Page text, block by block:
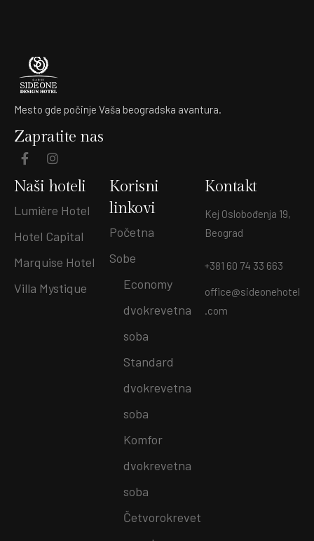
Mesto gde počinje Vaša beogradska avantura.
Zapratite nas
Naši hoteli
Lumière Hotel
Hotel Capital
Marquise Hotel
Villa Mystique
Korisni
linkovi
Početna
Sobe
Economy
dvokrevetna
soba
Standard
dvokrevetna
soba
Komfor
dvokrevetna
soba
Četvorokrevet
Kontakt
Kej Oslobođenja 19,
Beograd
+381 60 74 33 663
office@sideonehotel
.com